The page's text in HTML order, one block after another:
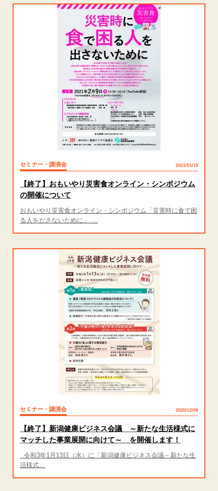
セミナー・講演会 2021/01/19
【終了】おもいやり災害食オンライン・シンポジウム
の開催について
おもいやり災害食オンライン・シンポジウム「災害時に食で困
る人をださないために」 …
セミナー・講演会 2020/12/08
【終了】新潟健康ビジネス会議 ～新たな生活様式に
マッチした事業展開に向けて～ を開催します！
令和3年1月13日（水）に「新潟健康ビジネス会議～新たな生
活様式…